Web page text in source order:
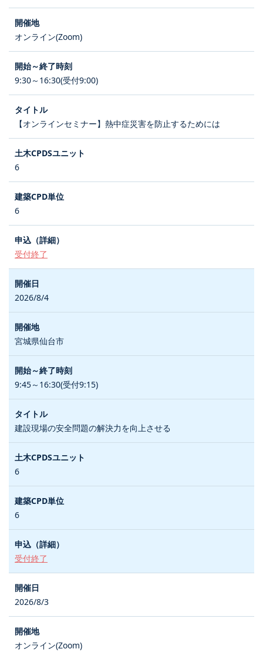
オンライン(Zoom)
9:30～16:30(受付9:00)
【オンラインセミナー】熱中症災害を防止するためには
6
6
受付終了
2026/8/4
宮城県仙台市
9:45～16:30(受付9:15)
建設現場の安全問題の解決力を向上させる
6
6
受付終了
2026/8/3
オンライン(Zoom)